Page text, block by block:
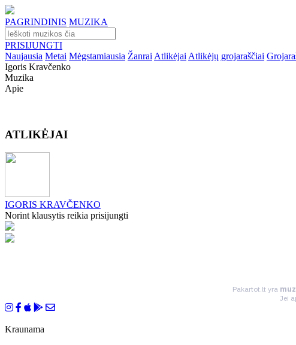
PAGRINDINIS MUZIKA
PRISIJUNGTI
Naujausia Metai Mėgstamiausia Žanrai Atlikėjai Atlikėjų grojaraščiai
Igoris Kravčenko
Muzika
Apie
ATLIKĖJAI
IGORIS KRAVČENKO
Norint klausytis reikia prisijungti
Pakartot.lt yra
Jei
Kraunama